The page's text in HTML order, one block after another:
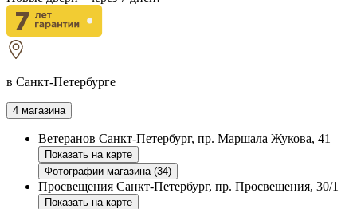
в Санкт-Петербурге
4 магазина
Ветеранов Санкт-Петербург, пр. Маршала Жукова, 41
Показать на карте
Фотографии магазина (34)
Просвещения Санкт-Петербург, пр. Просвещения, 30/1
Показать на карте